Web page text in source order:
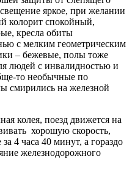
яркое, при желании
колорит спокойный,
кресла обиты
с мелким геометрическим
– бежевые, полы тоже
людей с инвалидностью и
то необычные по
смирились на железной
колея, поезд движется на
хорошую скорость,
4 часа 40 минут, а гораздо
железнодорожного